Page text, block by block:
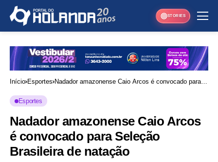
STORIES
Início Esportes Nadador amazonense Caio Arcos é convocado para
Esportes
Nadador amazonense Caio Arcos
é convocado para Seleção
Brasileira de natação